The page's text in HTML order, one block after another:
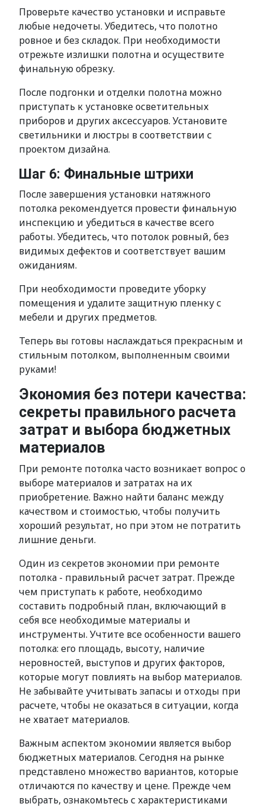
Проверьте качество установки и исправьте
любые недочеты. Убедитесь, что полотно
ровное и без складок. При необходимости
отрежьте излишки полотна и осуществите
финальную обрезку.
После подгонки и отделки полотна можно
приступать к установке осветительных
приборов и других аксессуаров. Установите
светильники и люстры в соответствии с
проектом дизайна.
Шаг 6: Финальные штрихи
После завершения установки натяжного
потолка рекомендуется провести финальную
инспекцию и убедиться в качестве всего
работы. Убедитесь, что потолок ровный, без
видимых дефектов и соответствует вашим
ожиданиям.
При необходимости проведите уборку
помещения и удалите защитную пленку с
мебели и других предметов.
Теперь вы готовы наслаждаться прекрасным и
стильным потолком, выполненным своими
руками!
Экономия без потери качества:
секреты правильного расчета
затрат и выбора бюджетных
материалов
При ремонте потолка часто возникает вопрос о
выборе материалов и затратах на их
приобретение. Важно найти баланс между
качеством и стоимостью, чтобы получить
хороший результат, но при этом не потратить
лишние деньги.
Один из секретов экономии при ремонте
потолка - правильный расчет затрат. Прежде
чем приступать к работе, необходимо
составить подробный план, включающий в
себя все необходимые материалы и
инструменты. Учтите все особенности вашего
потолка: его площадь, высоту, наличие
неровностей, выступов и других факторов,
которые могут повлиять на выбор материалов.
Не забывайте учитывать запасы и отходы при
расчете, чтобы не оказаться в ситуации, когда
не хватает материалов.
Важным аспектом экономии является выбор
бюджетных материалов. Сегодня на рынке
представлено множество вариантов, которые
отличаются по качеству и цене. Прежде чем
выбрать, ознакомьтесь с характеристиками